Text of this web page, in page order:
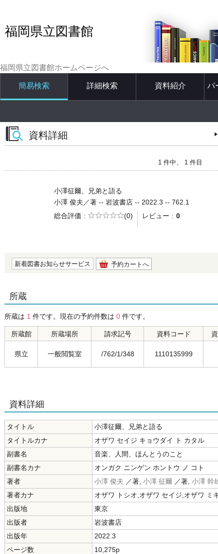
福岡県立図書館
福岡県立図書館ホームページへ
簡易検索 詳細検索 資料紹介 パ
資料詳細
1 件中、 1 件目
小澤征爾、兄弟と語る
小澤 俊夫／著 -- 岩波書店 -- 2022.3 -- 762.1
総合評価
5段階評価
(0) レビュー 0
新着図書お知らせサービス 予約カートへ
所蔵
所蔵は 1 件です。現在の予約件数は 0 件です。
所蔵館 所蔵場所 請求記号 資料コード
県立 一般閲覧室 /762/1/348 1110135999
資料詳細
タイトル
小澤征爾、兄弟と語る
タイトルカナ
オザワ セイジ キョウダイ ト カタル
副書名
音楽、人間、ほんとうのこと
副書名カナ
オンガク ニンゲン ホントウ ノ コト
著者
小澤 俊夫 ／著, 小澤 征爾 ／著, 小澤 幹
著者カナ
オザワ トシオ,オザワ セイジ,オザワ ミ
出版地
東京
出版者
岩波書店
出版年
2022.3
ページ数
10,275p